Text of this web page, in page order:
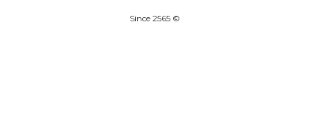
Since 2565 ©